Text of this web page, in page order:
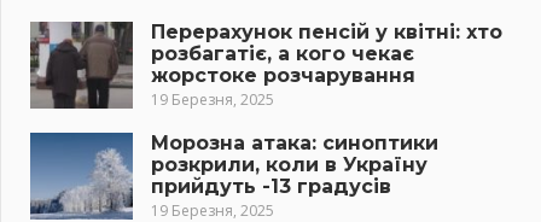
Перерахунок пенсій у квітні: хто
розбагатіє, а кого чекає
жорстоке розчарування
19 Березня, 2025
Морозна атака: синоптики
розкрили, коли в Україну
прийдуть -13 градусів
19 Березня, 2025